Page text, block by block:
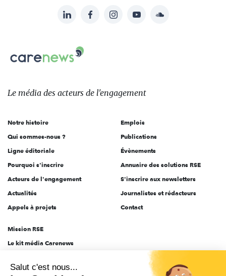
sur:
LinkedInFacebookInstagramYouTubeSoundcloud
Carenews,
Le
des
l'engagement
Le média des acteurs de l'engagement
Notre histoire
Qui sommes-nous ?
Ligne éditoriale
Pourquoi s'inscrire
Acteurs de l'engagement
Actualités
Appels à projets
Emplois
Publications
Évènements
Annuaire des solutions RSE
S'inscrire aux newsletters
Journalistes et rédacteurs
Contact
Mission RSE
Le kit média Carenews
AEF info
Salut c'est nous...